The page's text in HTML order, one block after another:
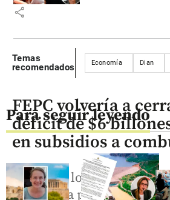
share
Temas
recomendados
Economía Dian
Para seguir leyendo
FEPC volvería a
déficit de $6
en subsidios a
El alza de los precios
reactivó la presión sobre